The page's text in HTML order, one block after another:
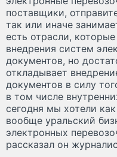
поставщики,
так или иначе
есть отрасли,
внедрения систем
документов, но
откладывает
документов в силу
в том числе
сегодня мы хотели
вообще уральский
электронных
рассказал он